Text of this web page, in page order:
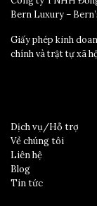
Bern Luxury –
Giấy phép kinh
chính và trật tự xã
Dịch vụ/Hỗ trợ
Về chúng tôi
Liên hệ
Blog
Tin tức